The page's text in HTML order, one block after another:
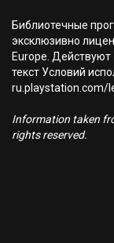
Библиотечные
эксклюзивно
Europe.
текст Условий
ru.playstation.com/
Information taken
rights reserved.